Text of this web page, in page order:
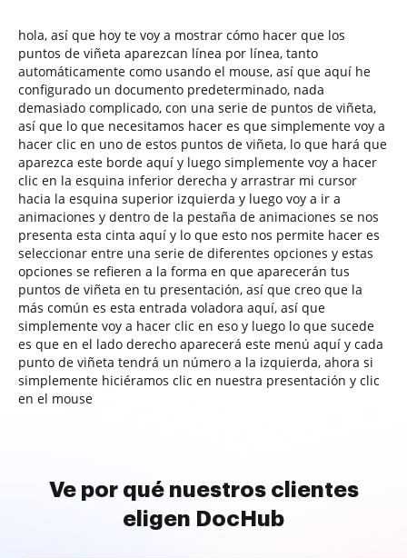
hola, así que hoy te voy a mostrar cómo hacer que los
puntos de viñeta aparezcan línea por línea, tanto
automáticamente como usando el mouse, así que aquí he
configurado un documento predeterminado, nada
demasiado complicado, con una serie de puntos de viñeta,
así que lo que necesitamos hacer es que simplemente voy a
hacer clic en uno de estos puntos de viñeta, lo que hará que
aparezca este borde aquí y luego simplemente voy a hacer
clic en la esquina inferior derecha y arrastrar mi cursor
hacia la esquina superior izquierda y luego voy a ir a
animaciones y dentro de la pestaña de animaciones se nos
presenta esta cinta aquí y lo que esto nos permite hacer es
seleccionar entre una serie de diferentes opciones y estas
opciones se refieren a la forma en que aparecerán tus
puntos de viñeta en tu presentación, así que creo que la
más común es esta entrada voladora aquí, así que
simplemente voy a hacer clic en eso y luego lo que sucede
es que en el lado derecho aparecerá este menú aquí y cada
punto de viñeta tendrá un número a la izquierda, ahora si
simplemente hiciéramos clic en nuestra presentación y clic
en el mouse
Ve por qué nuestros clientes
eligen DocHub